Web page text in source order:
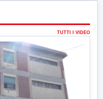
TUTTI I VIDEO